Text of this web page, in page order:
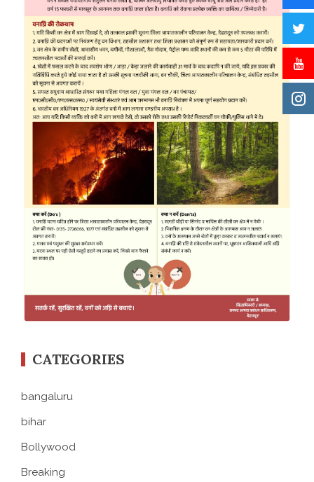
CATEGORIES
bangaluru
bihar
Bollywood
Breaking